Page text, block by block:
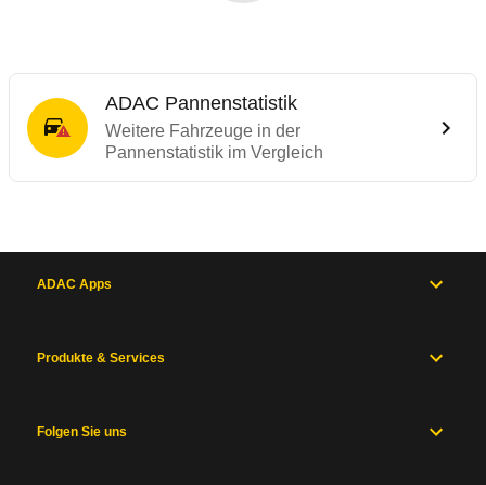
ADAC Pannenstatistik
Weitere Fahrzeuge in der
Pannenstatistik im Vergleich
ADAC Apps
Produkte & Services
Folgen Sie uns